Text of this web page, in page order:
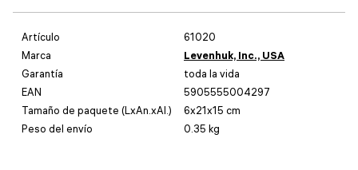
Artículo
61020
Marca
Levenhuk, Inc., USA
Garantía
toda la vida
EAN
5905555004297
Tamaño de paquete (LxAn.xAl.)
6x21x15 cm
Peso del envío
0.35 kg